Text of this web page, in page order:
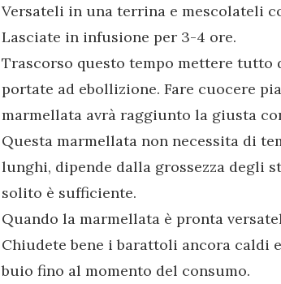
Versateli in una terrina e mescolateli
Lasciate in infusione per 3-4 ore.
Trascorso questo tempo mettere tutto
portate ad ebollizione. Fare cuocere
marmellata avrà raggiunto la giusta
Questa marmellata non necessita di
lunghi, dipende dalla grossezza degli
solito è sufficiente.
Quando la marmellata è pronta
Chiudete bene i barattoli ancora caldi
buio fino al momento del consumo.